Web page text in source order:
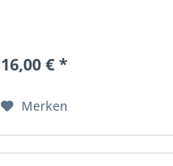
16,00 € *
Merken